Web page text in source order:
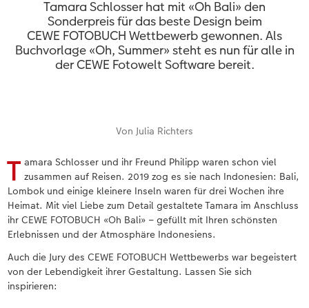
Personalisierter Schuber
Erinnerungstasche
CEWE FOTOBUCH Kids
Erste Schritte
Bestellwege
Webinare
Kundenbeispiele
Kundengeschichten
Nature Prints
Premium Poster
Fotosets
Zubehör
Photo Streetmap Poster
Fotocollage
hexxas
Alu Dibond
Foto auf Holz
Gallery Print
Hartschaum
Mehrteiler
Weitere Anlässe
Klappkarten
Fotokarten
Einzelkarten im Direktversand
Spiele
Schule & Büro
Haustiere
Art Prints
Foto-Geschenkbox
Geschenkidee
CEWE Geschenkgutschein
Foto-Leckerlidose
Silikonhüllen
Kunststoffhüllen
Lederhüllen
Handykette
Mit Design
Wandkalender mit Design
Wandkalender A4
Wandkalender A4 Panorama
Tischkalender Quadratisch
Zubehör
Zum Geburtstag
Muttertagsgeschenke
Geschenke zum Abschied
für Brautpaare
für den JGA
Hochzeit
Jahrbuch
Kundengeschichten
Tamara Schlosser hat mit «Oh Bali» den
Sonderpreis für das beste Design beim
CEWE FOTOBUCH Wettbewerb gewonnen. Als
Buchvorlage «Oh, Summer» steht es nun für alle in
der CEWE Fotowelt Software bereit.
Von Julia Richters
T amara Schlosser und ihr Freund Philipp waren schon viel
zusammen auf Reisen. 2019 zog es sie nach Indonesien: Bali,
Lombok und einige kleinere Inseln waren für drei Wochen ihre
Heimat. Mit viel Liebe zum Detail gestaltete Tamara im Anschluss
ihr CEWE FOTOBUCH «Oh Bali» – gefüllt mit Ihren schönsten
Erlebnissen und der Atmosphäre Indonesiens.
Auch die Jury des CEWE FOTOBUCH Wettbewerbs war begeistert
von der Lebendigkeit ihrer Gestaltung. Lassen Sie sich
inspirieren: